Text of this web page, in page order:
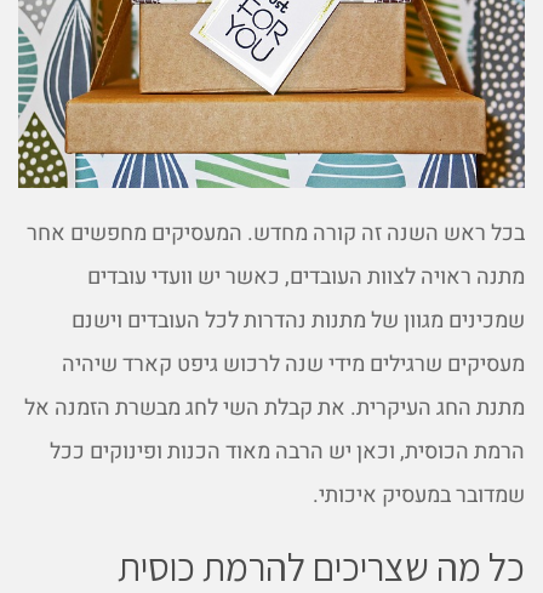
בכל ראש השנה זה קורה מחדש. המעסיקים מחפשים אחר
מתנה ראויה לצוות העובדים, כאשר יש וועדי עובדים
שמכינים מגוון של מתנות נהדרות לכל העובדים וישנם
מעסיקים שרגילים מידי שנה לרכוש גיפט קארד שיהיה
מתנת החג העיקרית. את קבלת השי לחג מבשרת הזמנה אל
הרמת הכוסית, וכאן יש הרבה מאוד הכנות ופינוקים ככל
שמדובר במעסיק איכותי.
כל מה שצריכים להרמת כוסית